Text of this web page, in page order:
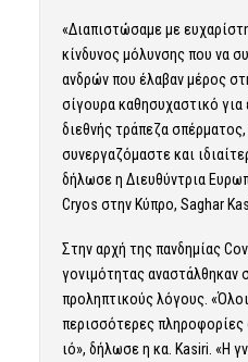
«Διαπιστώσαμε με
κίνδυνος μόλυνσης που να
ανδρών που έλαβαν μέρος
σίγουρα καθησυχαστικό
διεθνής τράπεζα σπέρματος,
συνεργαζόμαστε και
δήλωσε η Διευθύντρια
Cryos στην Κύπρο, Saghar
Στην αρχή της πανδημίας
γονιμότητας αναστάλθηκαν
προληπτικούς λόγους.
περισσότερες πληροφορίες
ιό», δήλωσε η κα. Kasiri. «Η